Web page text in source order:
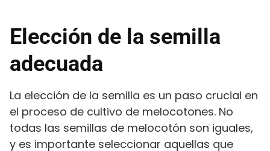
Elección de la semilla
adecuada
La elección de la semilla es un paso crucial en
el proceso de cultivo de melocotones. No
todas las semillas de melocotón son iguales,
y es importante seleccionar aquellas que